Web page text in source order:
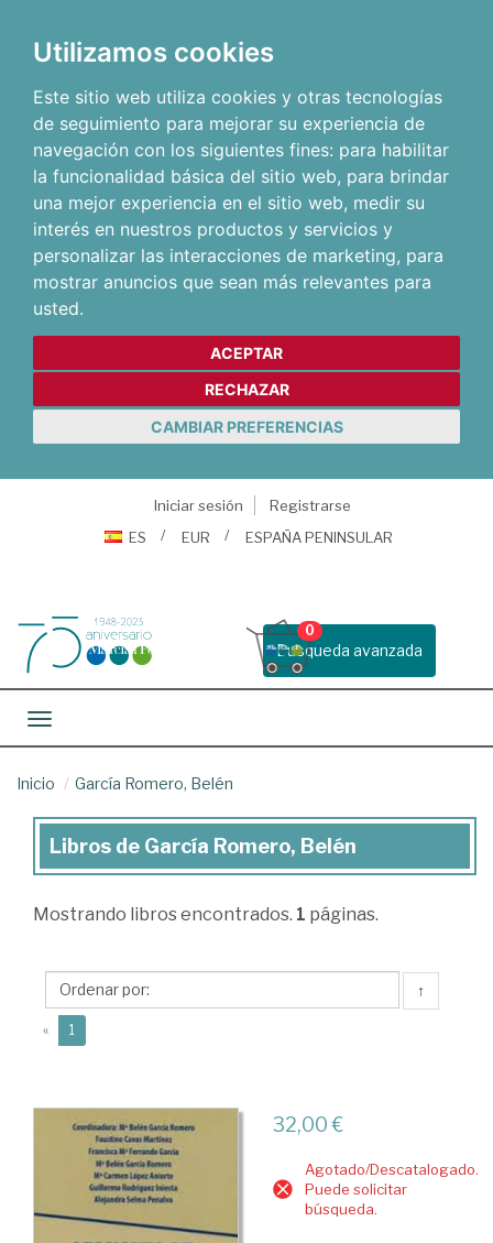
Utilizamos cookies
Este sitio web utiliza cookies y otras tecnologías
de seguimiento para mejorar su experiencia de
navegación con los siguientes fines: para habilitar
la funcionalidad básica del sitio web, para brindar
una mejor experiencia en el sitio web, medir su
interés en nuestros productos y servicios y
personalizar las interacciones de marketing, para
mostrar anuncios que sean más relevantes para
usted.
ACEPTAR
RECHAZAR
CAMBIAR PREFERENCIAS
Iniciar sesión
Registrarse
ES
EUR ESPAÑA PENINSULAR
Busqueda avanzada
0
Toggle navigation
Inicio García Romero, Belén
Libros
García
Belén
Libros de García Romero, Belén
Mostrando libros encontrados. 1 páginas.
↑
« 1
32,00 €
Agotado/Descatalogado.
Puede solicitar
búsqueda.